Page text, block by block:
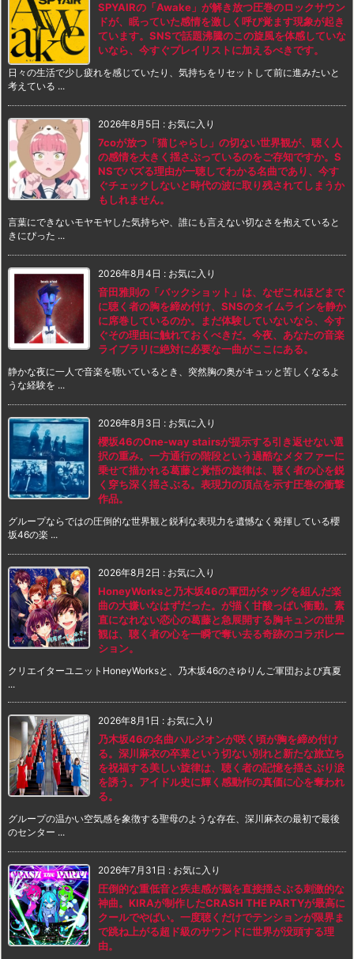
SPYAIRの「Awake」が解き放つ圧巻のロックサウン
ドが、眠っていた感情を激しく呼び覚ます現象が起き
ています。SNSで話題沸騰のこの旋風を体感していな
いなら、今すぐプレイリストに加えるべきです。
日々の生活で少し疲れを感じていたり、気持ちをリセットして前に進みたいと
考えている ...
2026年8月5日 : お気に入り
7coが放つ「猫じゃらし」の切ない世界観が、聴く人
の感情を大きく揺さぶっているのをご存知ですか。S
NSでバズる理由が一聴してわかる名曲であり、今す
ぐチェックしないと時代の波に取り残されてしまうか
もしれません。
言葉にできないモヤモヤした気持ちや、誰にも言えない切なさを抱えていると
きにぴった ...
2026年8月4日 : お気に入り
音田雅則の「バックショット」は、なぜこれほどまで
に聴く者の胸を締め付け、SNSのタイムラインを静か
に席巻しているのか。まだ体験していないなら、今す
ぐその理由に触れておくべきだ。今夜、あなたの音楽
ライブラリに絶対に必要な一曲がここにある。
静かな夜に一人で音楽を聴いているとき、突然胸の奥がキュッと苦しくなるよ
うな経験を ...
2026年8月3日 : お気に入り
櫻坂46のOne-way stairsが提示する引き返せない選
択の重み。一方通行の階段という過酷なメタファーに
乗せて描かれる葛藤と覚悟の旋律は、聴く者の心を鋭
く穿ち深く揺さぶる。表現力の頂点を示す圧巻の衝撃
作品。
グループならではの圧倒的な世界観と鋭利な表現力を遺憾なく発揮している櫻
坂46の楽 ...
2026年8月2日 : お気に入り
HoneyWorksと乃木坂46の軍団がタッグを組んだ楽
曲の大嫌いなはずだった。が描く甘酸っぱい衝動。素
直になれない恋心の葛藤と急展開する胸キュンの世界
観は、聴く者の心を一瞬で奪い去る奇跡のコラボレー
ション。
クリエイターユニットHoneyWorksと、乃木坂46のさゆりんご軍団および真夏
...
2026年8月1日 : お気に入り
乃木坂46の名曲ハルジオンが咲く頃が胸を締め付け
る。深川麻衣の卒業という切ない別れと新たな旅立ち
を祝福する美しい旋律は、聴く者の記憶を揺さぶり涙
を誘う。アイドル史に輝く感動作の真価に心を奪われ
る。
グループの温かい空気感を象徴する聖母のような存在、深川麻衣の最初で最後
のセンター ...
2026年7月31日 : お気に入り
圧倒的な重低音と疾走感が脳を直接揺さぶる刺激的な
神曲。KIRAが制作したCRASH THE PARTYが最高に
クールでやばい。一度聴くだけでテンションが限界ま
で跳ね上がる超ド級のサウンドに世界が没頭する理
由。